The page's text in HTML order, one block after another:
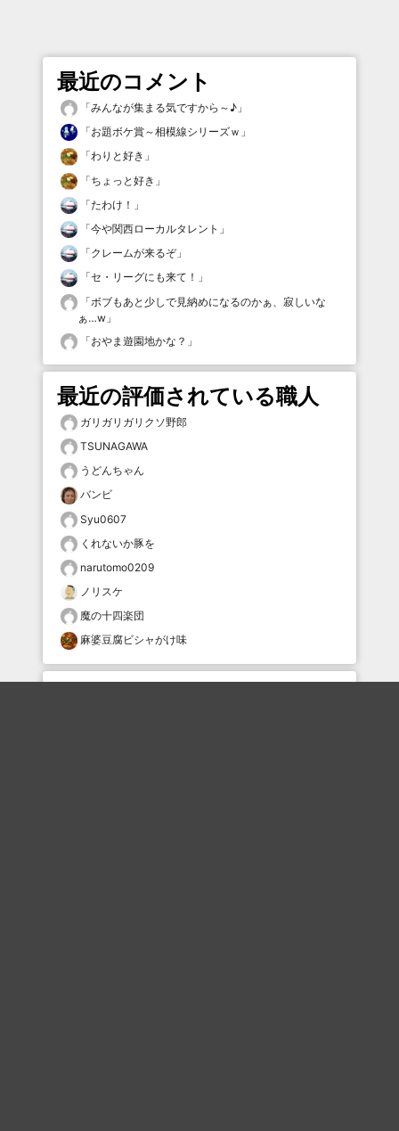
最近のコメント
「みんなが集まる気ですから～♪ 」
「お題ボケ賞～相模線シリーズｗ 」
「わりと好き 」
「ちょっと好き 」
「たわけ！ 」
「今や関西ローカルタレント 」
「クレームが来るぞ」
「セ・リーグにも来て！ 」
「ボブもあと少しで見納めになるのかぁ、寂しいな
ぁ…w 」
「おやま遊園地かな？ 」
最近の評価されている職人
ガリガリガリクソ野郎
TSUNAGAWA
うどんちゃん
バンビ
Syu0607
くれないか豚を
narutomo0209
ノリスケ
魔の十四楽団
麻婆豆腐ビシャがけ味